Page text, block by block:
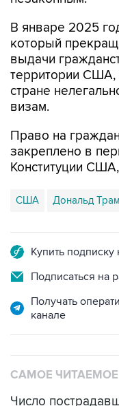
В январе 2025
который
выдачи
территории США,
стране
визам.
Право на
закреплено в
Конституции
США Дональд
Купить
Подписаться на
Получать
канале
САМОЕ ЧИТАЕМОЕ
Число